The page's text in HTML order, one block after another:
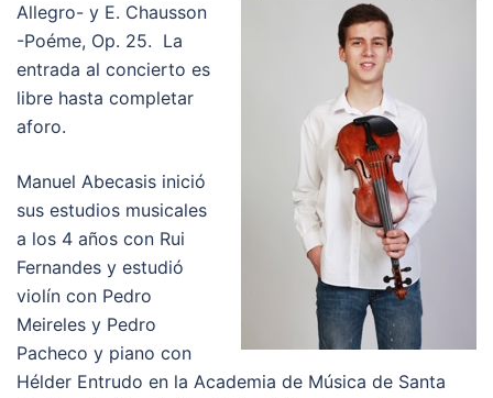
Allegro- y E. Chausson
-Poéme, Op. 25. La
entrada al concierto es
libre hasta completar
aforo.
Manuel Abecasis inició
sus estudios musicales
a los 4 años con Rui
Fernandes y estudió
violín con Pedro
Meireles y Pedro
Pacheco y piano con
Hélder Entrudo en la Academia de Música de Santa